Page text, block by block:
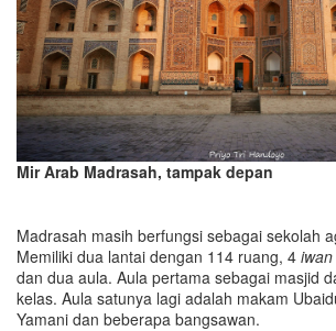
Mir Arab Madrasah, tampak depan
Madrasah masih berfungsi sebagai sekolah
Memiliki dua lantai dengan 114 ruang, 4 iwan
dan dua aula. Aula pertama sebagai masjid
kelas. Aula satunya lagi adalah makam
Yamani dan beberapa bangsawan.